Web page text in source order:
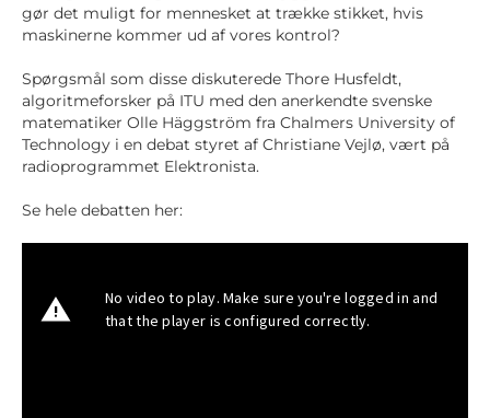
gør det muligt for mennesket at trække stikket, hvis
maskinerne kommer ud af vores kontrol?
Spørgsmål som disse diskuterede Thore Husfeldt,
algoritmeforsker på ITU med den anerkendte svenske
matematiker Olle Häggström fra Chalmers University of
Technology i en debat styret af Christiane Vejlø, vært på
radioprogrammet Elektronista.
Se hele debatten her: